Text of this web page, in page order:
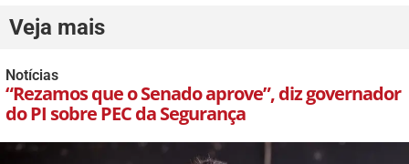
Veja mais
Notícias
“Rezamos que o Senado aprove”, diz governador
do PI sobre PEC da Segurança